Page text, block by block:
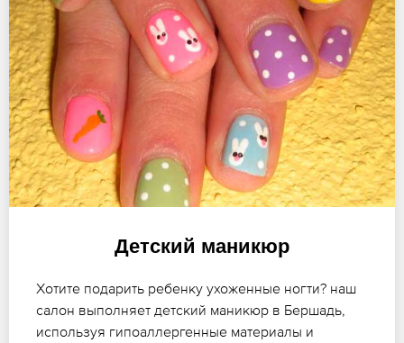
Детский маникюр
Хотите подарить ребенку ухоженные ногти? наш
салон выполняет детский маникюр в Бершадь,
используя гипоаллергенные материалы и